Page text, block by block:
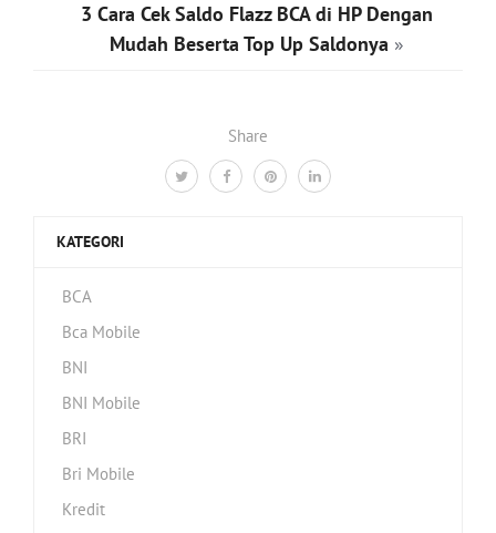
Share
3 Cara Cek Saldo Flazz BCA di HP Dengan
Mudah Beserta Top Up Saldonya »
KATEGORI
BCA
Bca Mobile
BNI
BNI Mobile
BRI
Bri Mobile
Kredit